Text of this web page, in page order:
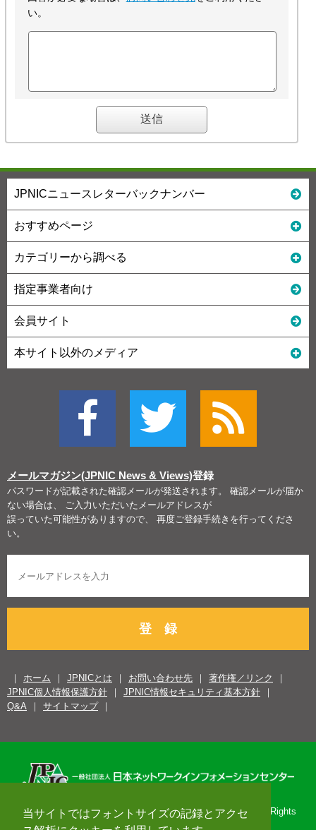
当サイトではフォントサイズの記録とアクセ
い。
JPNICニュースレターバックナンバー
おすすめページ
カテゴリーから調べる
指定事業者向け
会員サイト
本サイト以外のメディア
メールマガジン(JPNIC News & Views)登録
パスワードが記載された確認メールが発送されます。 確認メールが届か
ない場合は、 ご入力いただいたメールアドレスが
誤っていた可能性がありますので、 再度ご登録手続きを行ってくださ
い。
登 録
ホーム JPNICとは お問い合わせ先
著作権／リンク
JPNIC個人情報保護方針
JPNIC情報セキュリティ基本方針
Q&A
サイトマップ
Copyright© 1996-2026 Japan Network Information Center. All Rights
Reserved.